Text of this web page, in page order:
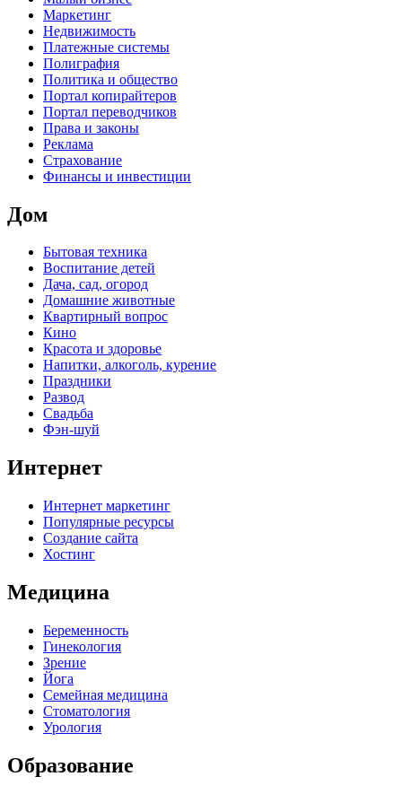
Маркетинг
Недвижимость
Платежные системы
Полиграфия
Политика и общество
Портал копирайтеров
Портал переводчиков
Права и законы
Реклама
Страхование
Финансы и инвестиции
Дом
Бытовая техника
Воспитание детей
Дача, сад, огород
Домашние животные
Квартирный вопрос
Кино
Красота и здоровье
Напитки, алкоголь, курение
Праздники
Развод
Свадьба
Фэн-шуй
Интернет
Интернет маркетинг
Популярные ресурсы
Создание сайта
Хостинг
Медицина
Беременность
Гинекология
Зрение
Йога
Семейная медицина
Стоматология
Урология
Образование